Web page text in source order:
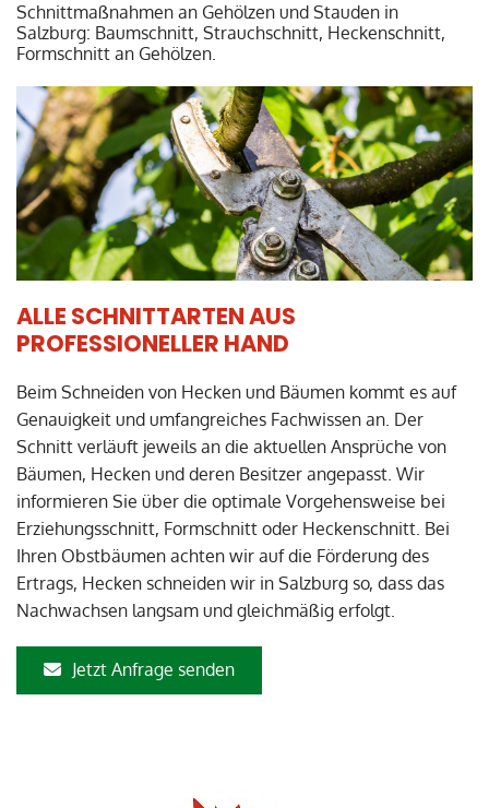
Schnittmaßnahmen an Gehölzen und Stauden in
Salzburg: Baumschnitt, Strauchschnitt, Heckenschnitt,
Formschnitt an Gehölzen.
ALLE SCHNITTARTEN AUS
PROFESSIONELLER HAND
Beim Schneiden von Hecken und Bäumen kommt es auf
Genauigkeit und umfangreiches Fachwissen an. Der
Schnitt verläuft jeweils an die aktuellen Ansprüche von
Bäumen, Hecken und deren Besitzer angepasst. Wir
informieren Sie über die optimale Vorgehensweise bei
Erziehungsschnitt, Formschnitt oder Heckenschnitt. Bei
Ihren Obstbäumen achten wir auf die Förderung des
Ertrags, Hecken schneiden wir in Salzburg so, dass das
Nachwachsen langsam und gleichmäßig erfolgt.
Jetzt Anfrage senden